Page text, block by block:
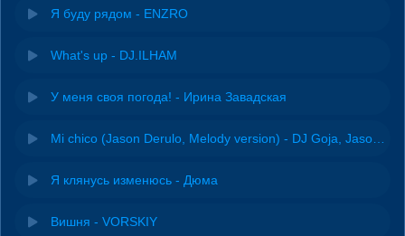
Я буду рядом - ENZRO
What's up - DJ.ILHAM
У меня своя погода! - Ирина Завадская
Я клянусь изменюсь - Дюма
Вишня - VORSKIY